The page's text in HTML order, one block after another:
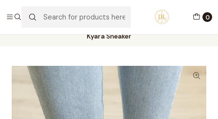
0
PORTES GRÁTIS ACIMA DE 70€ PORTUGAL CONTINENTAL
Kyara Sneaker